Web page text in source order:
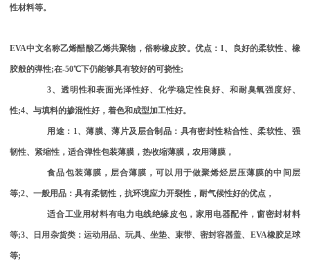
性材料等。
EVA中文名称乙烯醋酸乙烯共聚物，俗称橡皮胶。优点： 1、良好的柔软性、橡
胶般的弹性;在-50℃下仍能够具有较好的可挠性;
3、透明性和表面光泽性好、化学稳定性良好、和耐臭氧强度好、
性;4、与填料的掺混性好，着色和成型加工性好。
用途： 1、薄膜、薄片及层合制品：具有密封性粘合性、柔软性、强
韧性、紧缩性，适合弹性包装薄膜，热收缩薄膜，农用薄膜，
食品包装薄膜，层合薄膜，可以用于做聚烯烃层压薄膜的中间层
等;2、一般用品：具有柔韧性，抗环境应力开裂性，耐气候性好的优点，
适合工业用材料有电力电线绝缘皮包，家用电器配件，窗密封材料
等;3、日用杂货类：运动用品、玩具、坐垫、束带、密封容器盖、 EVA橡胶足球
等;